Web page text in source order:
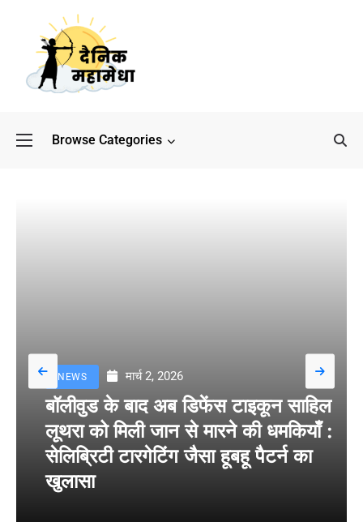
Browse Categories
NEWS मार्च 2, 2026
बॉलीवुड के बाद अब डिफेंस टाइकून साहिल
लूथरा को मिली जान से मारने की धमकियाँ :
सेलिब्रिटी टारगेटिंग जैसा हूबहू पैटर्न का
खुलासा